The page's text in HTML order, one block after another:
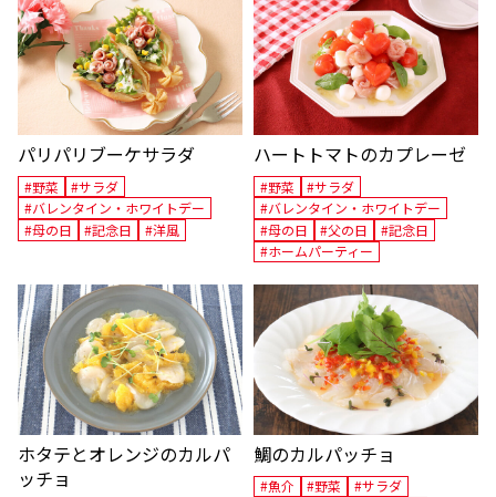
パリパリブーケサラダ
#野菜
#サラダ
#バレンタイン・ホワイトデー
#母の日
#記念日 #洋風
ハートトマトのカプレーゼ
#野菜
#サラダ
#バレンタイン・ホワイトデー
#母の日
#父の日
#記念日
#ホームパーティー
ホタテとオレンジのカルパ
ッチョ
鯛のカルパッチョ
#魚介 #野菜
#サラダ